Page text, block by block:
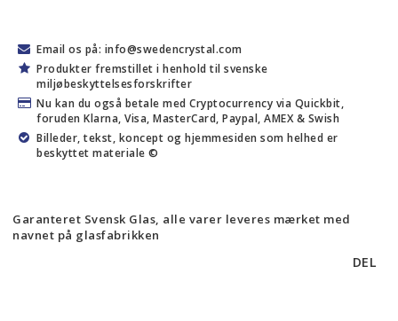
Email os på: info@swedencrystal.com
Produkter fremstillet i henhold til svenske
miljøbeskyttelsesforskrifter
Nu kan du også betale med Cryptocurrency via Quickbit,
foruden Klarna, Visa, MasterCard, Paypal, AMEX & Swish
Billeder, tekst, koncept og hjemmesiden som helhed er
beskyttet materiale ©
Garanteret Svensk Glas, alle varer leveres mærket med
navnet på glasfabrikken
DEL